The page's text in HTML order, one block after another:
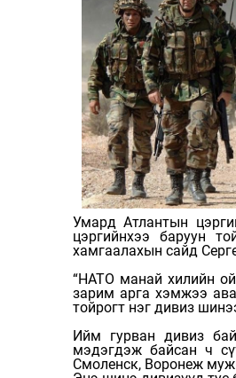
Умард Атлантын
цэргийнхээ баруун
хамгаалахын сайд
“НАТО манай хилийн
зарим арга хэмжээ
тойрогт нэг дивиз
Ийм гурван дивиз
мэдэгдэж байсан ч
Смоленск, Воронеж